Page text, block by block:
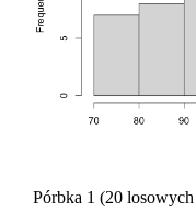
Pórbka 1 (20